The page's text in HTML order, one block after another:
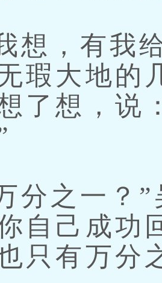
，有我
瑕大地的
了想，说
之一？”
自己成功
只有万分